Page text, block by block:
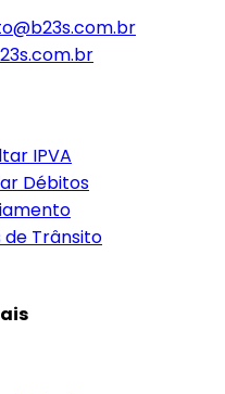
IPVA
Débitos
de Trânsito